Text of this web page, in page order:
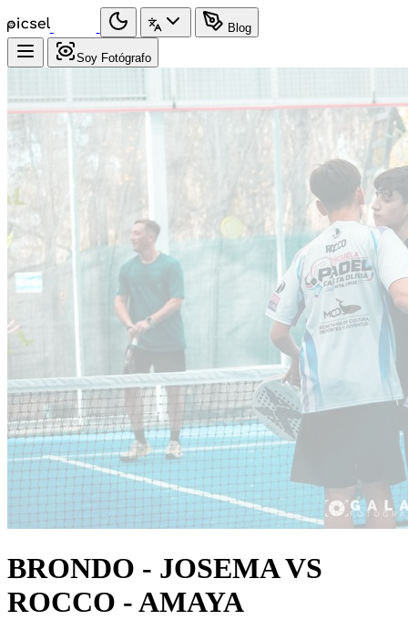
Blog
Soy Fotógrafo
BRONDO - JOSEMA VS
ROCCO - AMAYA